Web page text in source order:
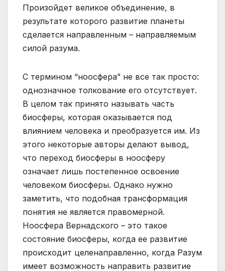
Произойдет великое объединение, в
результате которого развитие планеты
сделается направленным – направляемым
силой разума.
С термином “ноосфера” не все так просто:
однозначное толкование его отсутствует.
В целом так принято называть часть
биосферы, которая оказывается под
влиянием человека и преобразуется им. Из
этого некоторые авторы делают вывод,
что переход биосферы в ноосферу
означает лишь постепенное освоение
человеком биосферы. Однако нужно
заметить, что подобная трансформация
понятия не является правомерной.
Ноосфера Вернадского – это такое
состояние биосферы, когда ее развитие
происходит целенаправленно, когда Разум
имеет возможность направить развитие